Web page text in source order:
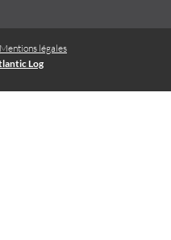
Mentions légales
Log